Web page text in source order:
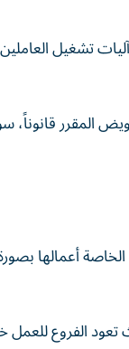
العمل المصرية أن قانون العمل رقم
المقرر
الفروع للعمل